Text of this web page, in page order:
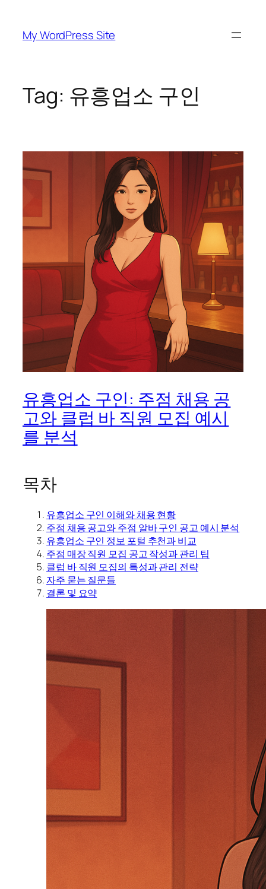
content
My WordPress Site
Tag: 유흥업소 구인
유흥업소 구인: 주점 채용 공
고와 클럽 바 직원 모집 예시
를 분석
목차
유흥업소 구인 이해와 채용 현황
주점 채용 공고와 주점 알바 구인 공고 예시 분석
유흥업소 구인 정보 포털 추천과 비교
주점 매장 직원 모집 공고 작성과 관리 팁
클럽 바 직원 모집의 특성과 관리 전략
자주 묻는 질문들
결론 및 요약